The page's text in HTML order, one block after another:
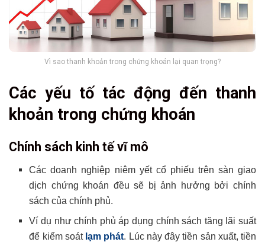
Vì sao thanh khoản trong chứng khoán lại quan trọng?
Các yếu tố tác động đến thanh
khoản trong chứng khoán
Chính sách kinh tế vĩ mô
Các doanh nghiệp niêm yết cổ phiếu trên sàn giao
dịch chứng khoán đều sẽ bị ảnh hưởng bởi chính
sách của chính phủ.
Ví dụ như chính phủ áp dụng chính sách tăng lãi suất
để kiểm soát lạm phát. Lúc này đây tiền sản xuất, tiền